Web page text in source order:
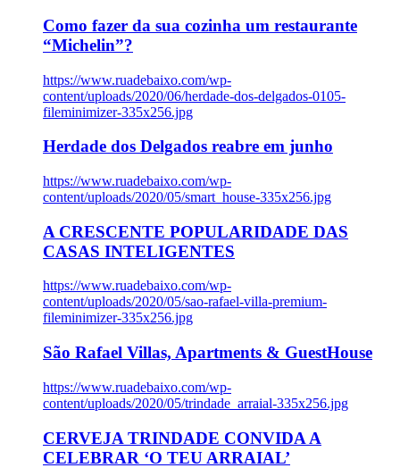
Como fazer da sua cozinha um restaurante
“Michelin”?
https://www.ruadebaixo.com/wp-
content/uploads/2020/06/herdade-dos-delgados-0105-
fileminimizer-335x256.jpg
Herdade dos Delgados reabre em junho
https://www.ruadebaixo.com/wp-
content/uploads/2020/05/smart_house-335x256.jpg
A CRESCENTE POPULARIDADE DAS
CASAS INTELIGENTES
https://www.ruadebaixo.com/wp-
content/uploads/2020/05/sao-rafael-villa-premium-
fileminimizer-335x256.jpg
São Rafael Villas, Apartments & GuestHouse
https://www.ruadebaixo.com/wp-
content/uploads/2020/05/trindade_arraial-335x256.jpg
CERVEJA TRINDADE CONVIDA A
CELEBRAR ‘O TEU ARRAIAL’